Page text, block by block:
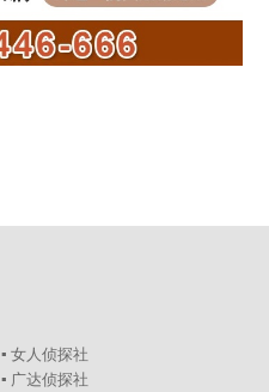
▪ 女人侦探社
▪ 广达侦探社